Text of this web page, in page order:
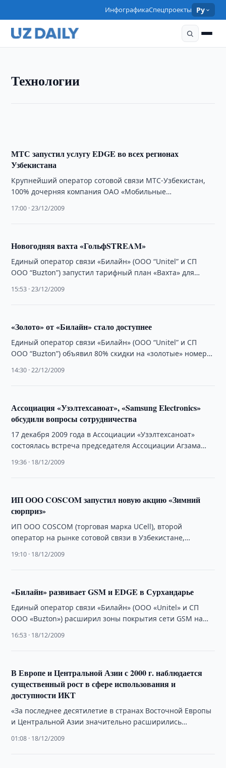
ИнфографикаСпецпроекты Ру
Технологии
МТС запустил услугу EDGE во всех регионах
Узбекистана
Крупнейший оператор сотовой связи МТС-Узбекистан,
100% дочерняя компания ОАО «Мобильные
Интернет с использованием технологии …
17:00 · 23/12/2009
Новогодняя вахта «ГольфSTREAM»
Единый оператор связи «Билайн» (ООО “Unitel” и СП
ООО “Buzton”) запустил тарифный план «Вахта» для
«ГольфSTREAM».
15:53 · 23/12/2009
«Золото» от «Билайн» стало доступнее
Единый оператор связи «Билайн» (ООО “Unitel” и СП
ООО “Buzton”) объявил 80% скидки на «золотые» номера
14:30 · 22/12/2009
Ассоциация «Узэлтехсаноат», «Samsung Electronics»
обсудили вопросы сотрудничества
17 декабря 2009 года в Ассоциации «Узэлтехсаноат»
состоялась встреча председателя Ассоциации Агзама
«Samsung Electronics» …
19:36 · 18/12/2009
ИП ООО COSCOM запустил новую акцию «Зимний
сюрприз»
ИП ООО COSCOM (торговая марка UCell), второй
оператор на рынке сотовой связи в Узбекистане,
19:10 · 18/12/2009
«Билайн» развивает GSM и EDGE в Сурхандарье
Единый оператор связи «Билайн» (ООО «Unitel» и СП
ООО «Buzton») расширил зоны покрытия сети GSM на
16:53 · 18/12/2009
В Европе и Центральной Азии с 2000 г. наблюдается
существенный рост в сфере использования и
доступности ИКТ
«За последнее десятилетие в странах Восточной Европы
и Центральной Азии значительно расширились
коммуникационных технологий (ИКТ)», - говорят …
01:08 · 18/12/2009